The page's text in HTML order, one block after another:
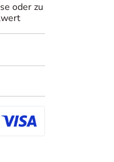
oder zu